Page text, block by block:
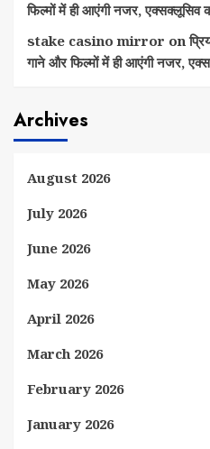
फिल्मों में ही आएंगी नजर, एक्सक्लूसिव
stake casino mirror on
गाने और फिल्मों में ही आएंगी नजर,
Archives
August 2026
July 2026
June 2026
May 2026
April 2026
March 2026
February 2026
January 2026